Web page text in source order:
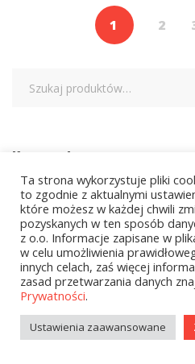
1 2
Kategorie
zobacz wszystkie
Kolekcje Biedronka
Kolekcje Biedronka - 16.02.2026
Wielcy Humaniści - 16.02.2026
Wielcy Humaniści – 02.03.2026
Ta strona wykorzystuje pliki
to zgodnie z aktualnymi
które możesz w każdej chwili
pozyskanych w ten sposób
z o.o. Informacje zapisane w
w celu umożliwienia
innych celach, zaś więcej
zasad przetwarzania danych
Prywatności.
Ustawienia zaawansowane